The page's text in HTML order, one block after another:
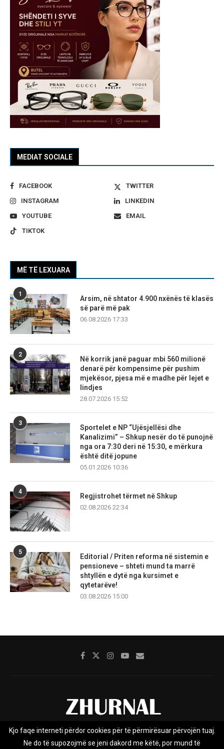
MEDIAT SOCIALE
FACEBOOK
TWITTER
INSTAGRAM
LINKEDIN
YOUTUBE
EMAIL
TIKTOK
MË TË LEXUARA
1
Arsim, në shtator 4.900 nxënës të klasës
së parë më pak
06.08.2026 17:33
2
Në korrik janë paguar mbi 560 milionë
denarë për kompensime për pushim
mjekësor, pjesa më e madhe për lejet e
lindjes
28.07.2026 15:52
3
Sportelet e NP “Ujësjellësi dhe
Kanalizimi” – Shkup nesër do të punojnë
nga ora 7:30 deri në 15:30, e mërkura
është ditë jopune
05.01.2026 10:36
4
Regjistrohet tërmet në Shkup
02.08.2026 22:34
5
Editorial / Priten reforma në sistemin e
pensioneve – shteti mund ta marrë
shtyllën e dytë nga kursimet e
qytetarëve!
03.08.2026 15:00
Rreth nesh Impresumi Marketing
Kontakt
Kjo faqe interneti përdor cookies për të përmirësuar përvojën tuaj.
Ne do të supozojmë se jeni dakord me këtë, por mund të